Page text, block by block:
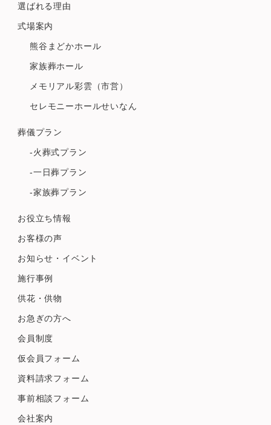
選ばれる理由
式場案内
熊谷まどかホール
家族葬ホール
メモリアル彩雲（市営）
セレモニーホールせいなん
葬儀プラン
-火葬式プラン
-一日葬プラン
-家族葬プラン
お役立ち情報
お客様の声
お知らせ・イベント
施行事例
供花・供物
お急ぎの方へ
会員制度
仮会員フォーム
資料請求フォーム
事前相談フォーム
会社案内